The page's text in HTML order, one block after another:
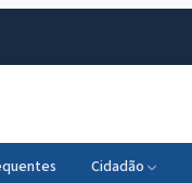
Cidadão